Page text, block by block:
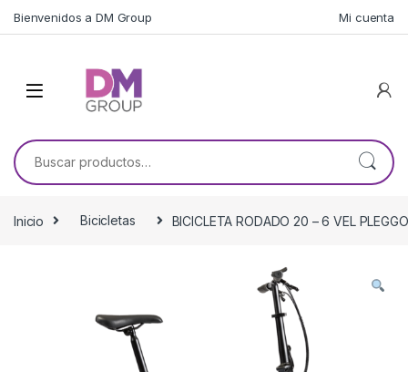
Bienvenidos a DM Group Mi cuenta
Buscar por:
Inicio Bicicletas BICICLETA RODADO 20 – 6 VEL